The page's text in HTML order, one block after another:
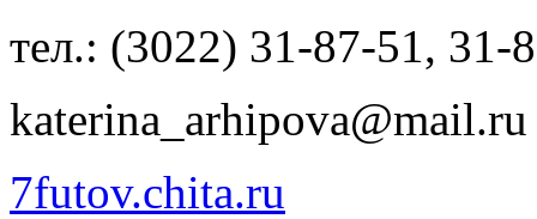
тел.: (3022) 31-87-51, 31-
katerina_arhipova@mail.ru
7futov.chita.ru